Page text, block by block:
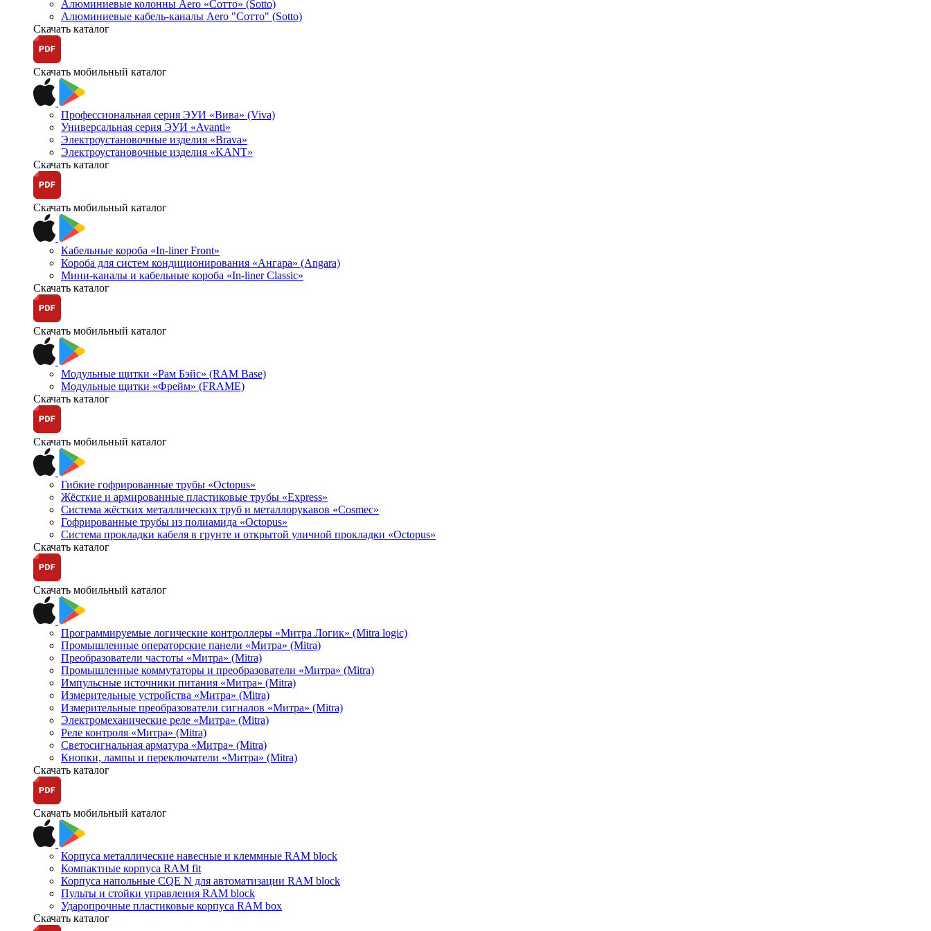
Алюминиевые колонны Aero «Сотто» (Sotto)
Алюминиевые кабель-каналы Aero "Сотто" (Sotto)
Скачать каталог
Скачать мобильный каталог
Профессиональная серия ЭУИ «Вива» (Viva)
Универсальная серия ЭУИ «Avanti»
Электроустановочные изделия «Brava»
Электроустановочные изделия «KANT»
Скачать каталог
Скачать мобильный каталог
Кабельные короба «In-liner Front»
Короба для систем кондиционирования «Ангара» (Angara)
Мини-каналы и кабельные короба «In-liner Classic»
Скачать каталог
Скачать мобильный каталог
Модульные щитки «Рам Бэйс» (RAM Base)
Модульные щитки «Фрейм» (FRAME)
Скачать каталог
Скачать мобильный каталог
Гибкие гофрированные трубы «Octopus»
Жёсткие и армированные пластиковые трубы «Express»
Система жёстких металлических труб и металлорукавов «Cosmec»
Гофрированные трубы из полиамида «Octopus»
Система прокладки кабеля в грунте и открытой уличной прокладки «Octopus»
Скачать каталог
Скачать мобильный каталог
Программируемые логические контроллеры «Митра Логик» (Mitra logic)
Промышленные операторские панели «Митра» (Mitra)
Преобразователи частоты «Митра» (Mitra)
Промышленные коммутаторы и преобразователи «Митра» (Mitra)
Импульсные источники питания «Митра» (Mitra)
Измерительные устройства «Митра» (Mitra)
Измерительные преобразователи сигналов «Митра» (Mitra)
Электромеханические реле «Митра» (Mitra)
Реле контроля «Митра» (Mitra)
Светосигнальная арматура «Митра» (Mitra)
Кнопки, лампы и переключатели «Митра» (Mitra)
Скачать каталог
Скачать мобильный каталог
Корпуса металлические навесные и клеммные RAM block
Компактные корпуса RAM fit
Корпуса напольные CQE N для автоматизации RAM block
Пульты и стойки управления RAM block
Ударопрочные пластиковые корпуса RAM box
Скачать каталог